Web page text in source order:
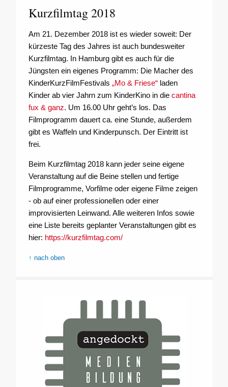
Kurzfilmtag 2018
Am 21. Dezember 2018 ist es wieder soweit: Der
kürzeste Tag des Jahres ist auch bundesweiter
Kurzfilmtag. In Hamburg gibt es auch für die
Jüngsten ein eigenes Programm: Die Macher des
KinderKurzFilmFestivals „Mo & Friese“laden
Kinder ab vier Jahrn zum KinderKino in die cantina
fux & ganz. Um 16.00 Uhr geht’s los. Das
Filmprogramm dauert ca. eine Stunde, außerdem
gibt es Waffeln und Kinderpunsch. Der Eintritt ist
frei.
Beim Kurzfilmtag 2018 kann jeder seine eigene
Veranstaltung auf die Beine stellen und fertige
Filmprogramme, Vorfilme oder eigene Filme zeigen
- ob auf einer professionellen oder einer
improvisierten Leinwand. Alle weiteren Infos sowie
eine Liste bereits geplanter Veranstaltungen gibt es
hier: https://kurzfilmtag.com/
↑ nach oben